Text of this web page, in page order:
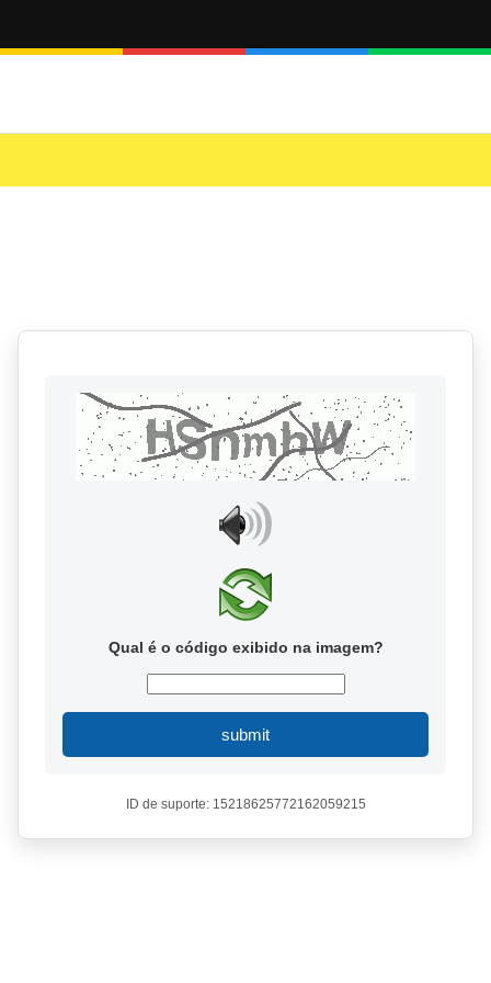
Qual é o código exibido na imagem?
submit
ID de suporte: 15218625772162059215